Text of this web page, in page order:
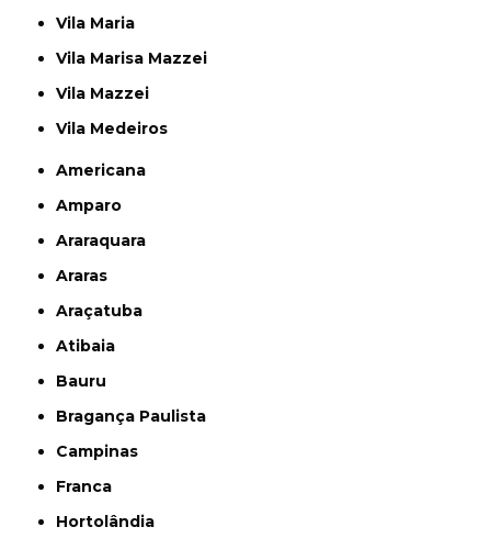
Vila Maria
Vila Marisa Mazzei
Vila Mazzei
Vila Medeiros
Americana
Amparo
Araraquara
Araras
Araçatuba
Atibaia
Bauru
Bragança Paulista
Campinas
Franca
Hortolândia